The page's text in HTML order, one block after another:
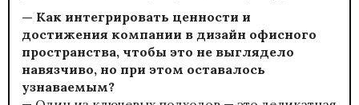
— Как интегрировать ценности и
достижения компании в дизайн офисного
пространства, чтобы это не выглядело
навязчиво, но при этом оставалось
узнаваемым?